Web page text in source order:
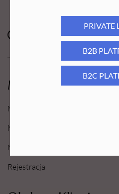
PRIVATE
B2B
B2C
Moje Konto
Moje konto
Moje Zamówienia
Moje Ulubione
Rejestracja